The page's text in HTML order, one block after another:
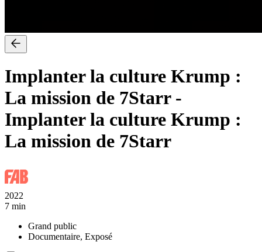
Implanter la culture Krump :
La mission de 7Starr -
Implanter la culture Krump :
La mission de 7Starr
2022
7 min
Grand public
Documentaire, Exposé